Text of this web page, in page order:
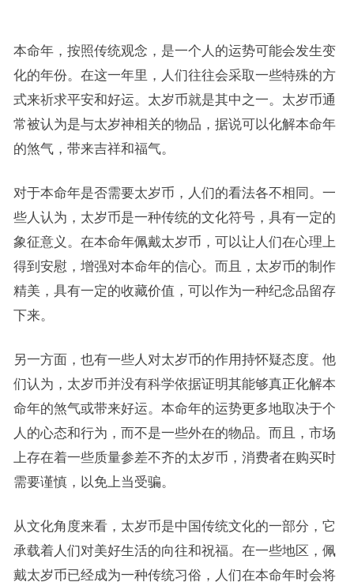
本命年，按照传统观念，是一个人的运势可能会发生变
化的年份。在这一年里，人们往往会采取一些特殊的方
式来祈求平安和好运。太岁币就是其中之一。太岁币通
常被认为是与太岁神相关的物品，据说可以化解本命年
的煞气，带来吉祥和福气。
对于本命年是否需要太岁币，人们的看法各不相同。一
些人认为，太岁币是一种传统的文化符号，具有一定的
象征意义。在本命年佩戴太岁币，可以让人们在心理上
得到安慰，增强对本命年的信心。而且，太岁币的制作
精美，具有一定的收藏价值，可以作为一种纪念品留存
下来。
另一方面，也有一些人对太岁币的作用持怀疑态度。他
们认为，太岁币并没有科学依据证明其能够真正化解本
命年的煞气或带来好运。本命年的运势更多地取决于个
人的心态和行为，而不是一些外在的物品。而且，市场
上存在着一些质量参差不齐的太岁币，消费者在购买时
需要谨慎，以免上当受骗。
从文化角度来看，太岁币是中国传统文化的一部分，它
承载着人们对美好生活的向往和祝福。在一些地区，佩
戴太岁币已经成为一种传统习俗，人们在本命年时会将